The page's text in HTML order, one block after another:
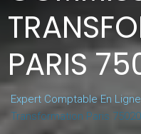
PARIS
Expert Comptable En Ligne
Transformation Paris 75020